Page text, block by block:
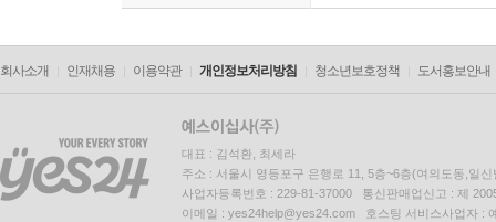
회사소개 인재채용 이용약관 개인정보처리방침 청소년보호정책 도서홍보안내
대표 : 김석환, 최세라
주소 : 서울시 영등포구 은행로 11, 5층~6층(여의도동,일신
사업자등록번호 : 229-81-37000 통신판매업신고 : 제
이메일 : yes24help@yes24.com 호스팅 서비스사업자 :